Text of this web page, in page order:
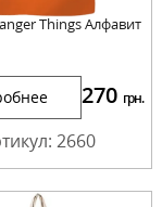
Things Алфавит
270 грн.
2660